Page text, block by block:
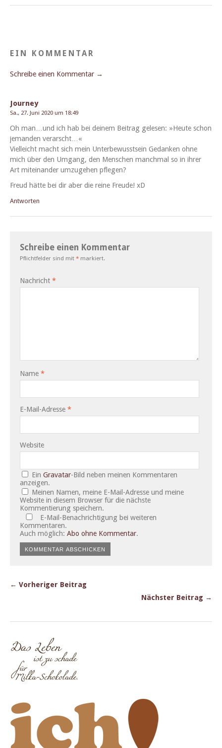
EIN KOMMENTAR
Schreibe einen Kommentar →
Journey
Sa., 27. Juni 2020 um 18:49
Oh man…und ich hab bei deinem Beitrag gele­sen: »Heute schon
jeman­den verarscht…«
Vielle­icht macht sich mein Unter­be­wusst­sein Gedanken ohne
mich über den Umgang, den Men­schen manch­mal so in ihrer
Art miteinan­der umzuge­hen pflegen?
Freud hätte bei dir aber die reine Freude! xD
Antworten
Schreibe einen Kommentar
Pflichtfelder sind mit * markiert.
Nachricht *
Name *
E-Mail-Adresse *
Website
EinGravatar-Bild neben meinen Kommentaren
anzeigen.
Meinen Namen, meine E-Mail-Adresse und meine
Website in diesem Browser für die nächste
Kommentierung speichern.
E-Mail-Benachrichtigung bei weiteren
Kommentaren.
Auch möglich: Abo ohne Kommentar.
← Vorheriger Beitrag
Nächster Beitrag →